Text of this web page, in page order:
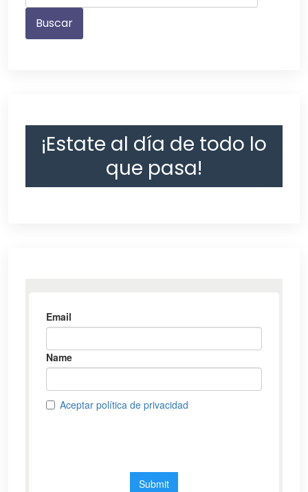
¡Estate al día de todo lo
que pasa!